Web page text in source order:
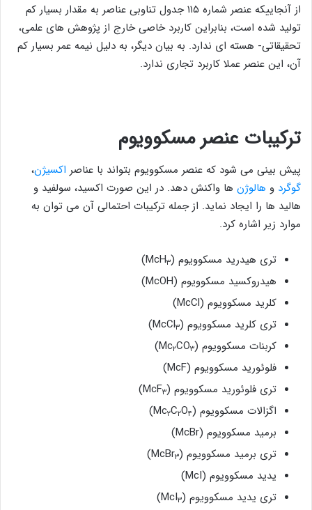
از آنجاییکه عنصر شماره ۱۱۵ جدول تناوبی عناصر به مقدار بسیار کم
تولید شده است، بنابراین کاربرد خاصی خارج از پژوهش‌ های علمی،
تحقیقاتی- هسته ای ندارد. به بیان دیگر، به دلیل نیمه ‌عمر بسیار کم
آن، این عنصر عملا کاربرد تجاری ندارد.
ترکیبات عنصرمسکوویوم
پیش بینی می شود که عنصر مسکوویوم بتواند با عناصر اکسیژن،
گوگرد و هالوژن ها واکنش دهد. در این صورت اکسید، سولفید و
هالید ها را ایجاد نماید. از جمله ترکیبات احتمالی آن می توان به
موارد زیر اشاره کرد.
تری هیدرید مسکوویوم (McH۳
)
هیدروکسید مسکوویوم (McOH)
کلرید مسکوویوم (McCl)
تری کلرید مسکوویوم (McCl۳
)
کربنات مسکوویوم (Mc
۲CO۳
)
فلوئورید مسکوویوم (McF)
تری فلوئورید مسکوویوم (McF۳
)
اگزالات مسکوویوم (Mc
۲C۲O۴
)
برمید مسکوویوم (McBr)
تری برمید مسکوویوم (McBr۳
)
یدید مسکوویوم (McI)
تری یدید مسکوویوم (McI۳
)